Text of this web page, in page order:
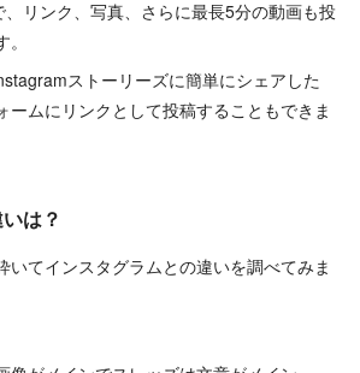
リンク、写真、さらに最長5分の動画も投
ストーリーズに簡単にシェアした
ームにリンクとして投稿することもできま
は？
いてインスタグラムとの違いを調べてみま